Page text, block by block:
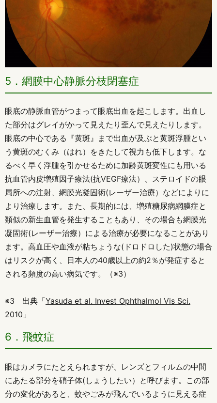
5．網膜中心静脈分枝閉塞症
眼底の静脈血管がつまって眼底出血を起こします。出血し
た部分はグレイがかって見えたり歪んで見えたりします。
眼底の中心である『黄斑』まで出血が及ぶと黄斑浮腫とい
う黄斑のむくみ（はれ）をきたして視力も低下します。な
るべく早く浮腫を引かせるために加齢黄斑変性にも用いる
抗血管内皮増殖因子療法(抗VEGF療法）、ステロイドの眼
局所への注射、網膜光凝固術(レーザー治療）などによりに
より治療します。また、長期的には、増殖糖尿病網膜症と
類似の新生血管を発生することもあり、その場合も網膜光
凝固術(レーザー治療）による治療が必要になることがあり
ます。高血圧や血液が粘ちょうな(ドロドロした)状態の場合
はリスクが高く、日本人の40歳以上の約2％が発症すると
される頻度の高い病気です。（※3）
※3 出典「Yasuda et al. Invest Ophthalmol Vis Sci.
2010 」
6．飛蚊症
眼はカメラにたとえられますが、レンズとフィルムの中間
にあたる部分を硝子体(しょうしたい）と呼びます。この部
分の変化があると、蚊やごみが飛んでいるように見える症